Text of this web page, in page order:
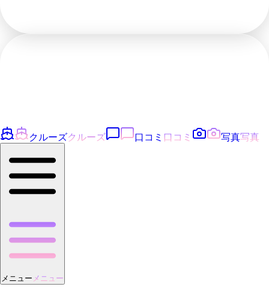
クルーズクルーズ 口コミ 口コミ 写真写真
メニュー メニュー